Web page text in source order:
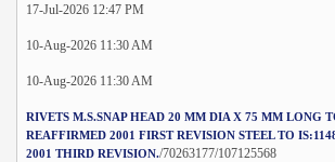
17-Jul-2026 12:47 PM
10-Aug-2026 11:30 AM
10-Aug-2026 11:30 AM
RIVETS M.S.SNAP HEAD 20 MM DIA X 75 MM LONG
REAFFIRMED 2001 FIRST REVISION STEEL TO
2001 THIRD REVISION./70263177/107125568